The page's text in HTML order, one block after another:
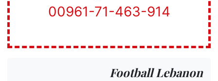
00961-71-463-914
Football Lebanon